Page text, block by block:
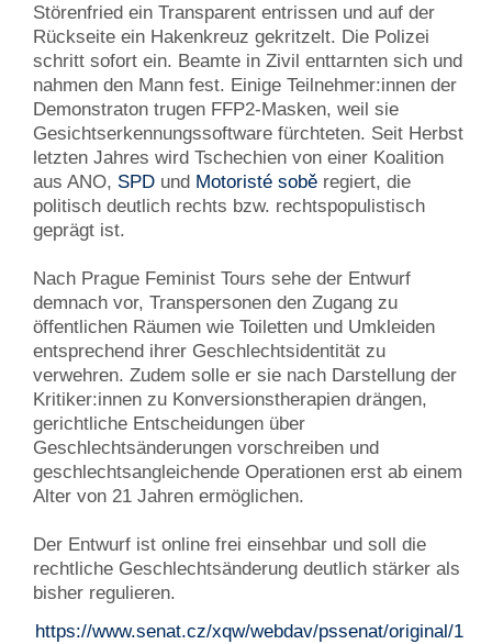
Störenfried ein Transparent entrissen und auf der
Rückseite ein Hakenkreuz gekritzelt. Die Polizei
schritt sofort ein. Beamte in Zivil enttarnten sich und
nahmen den Mann fest. Einige Teilnehmer:innen der
Demonstraton trugen FFP2-Masken, weil sie
Gesichtserkennungssoftware fürchteten. Seit Herbst
letzten Jahres wird Tschechien von einer Koalition
aus ANO, SPD und Motoristé sobě regiert, die
politisch deutlich rechts bzw. rechtspopulistisch
geprägt ist.
Nach Prague Feminist Tours sehe der Entwurf
demnach vor, Transpersonen den Zugang zu
öffentlichen Räumen wie Toiletten und Umkleiden
entsprechend ihrer Geschlechtsidentität zu
verwehren. Zudem solle er sie nach Darstellung der
Kritiker:innen zu Konversionstherapien drängen,
gerichtliche Entscheidungen über
Geschlechtsänderungen vorschreiben und
geschlechtsangleichende Operationen erst ab einem
Alter von 21 Jahren ermöglichen.
Der Entwurf ist online frei einsehbar und soll die
rechtliche Geschlechtsänderung deutlich stärker als
bisher regulieren.
https://www.senat.cz/xqw/webdav/pssenat/original/1